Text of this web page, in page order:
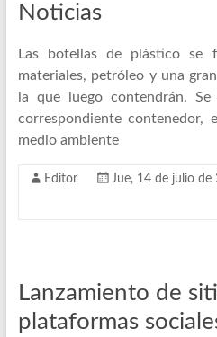
Noticias
Las botellas de plástico se
materiales, petróleo y una
la que luego contendrán.
correspondiente contenedor,
medio ambiente
Editor Jue, 14 de julio de
Lanzamiento de
plataformas